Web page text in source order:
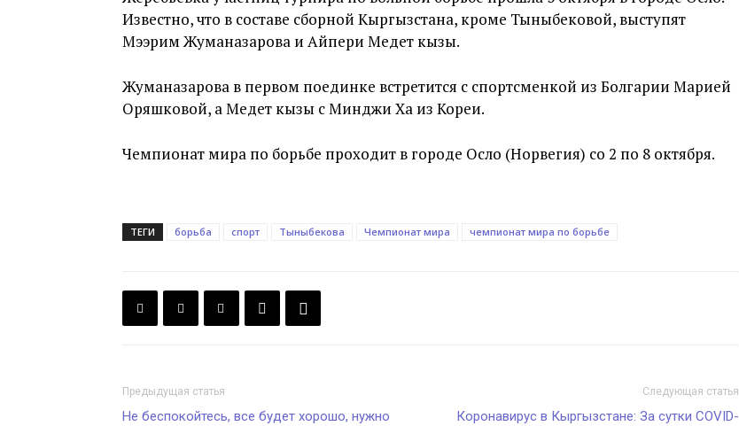
Известно, что в составе сборной Кыргызстана, кроме Тыныбековой, выступят
Мээрим Жуманазарова и Айпери Медет кызы.
Жуманазарова в первом поединке встретится с спортсменкой из Болгарии Марией
Оряшковой, а Медет кызы с Минджи Ха из Кореи.
Чемпионат мира по борьбе проходит в городе Осло (Норвегия) со 2 по 8 октября.
ТЕГИ борьба спорт Тыныбекова Чемпионат мира чемпионат мира по борьбе
Предыдущая статья
Не беспокойтесь, все будет хорошо, нужно
Следующая статья
Коронавирус в Кыргызстане: За сутки COVID-